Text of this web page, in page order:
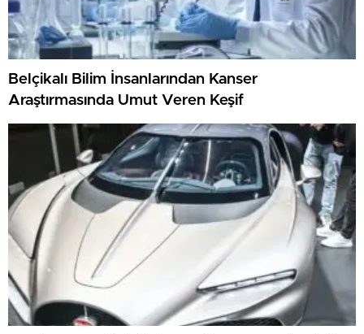
Belçikalı Bilim İnsanlarından Kanser
Araştırmasında Umut Veren Keşif